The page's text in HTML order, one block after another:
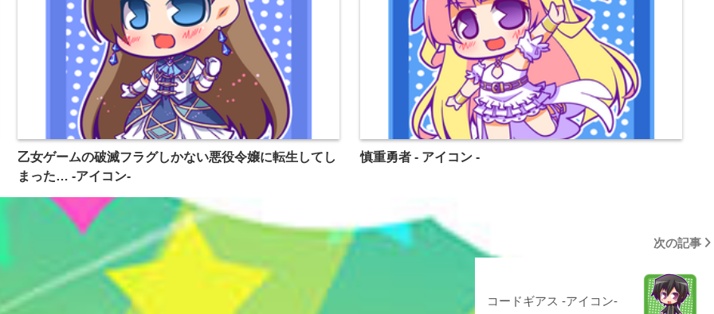
乙女ゲームの破滅フラグしかない悪役令嬢に転生してし
まった… -アイコン-
慎重勇者 - アイコン -
次の記事
コードギアス -アイコン-